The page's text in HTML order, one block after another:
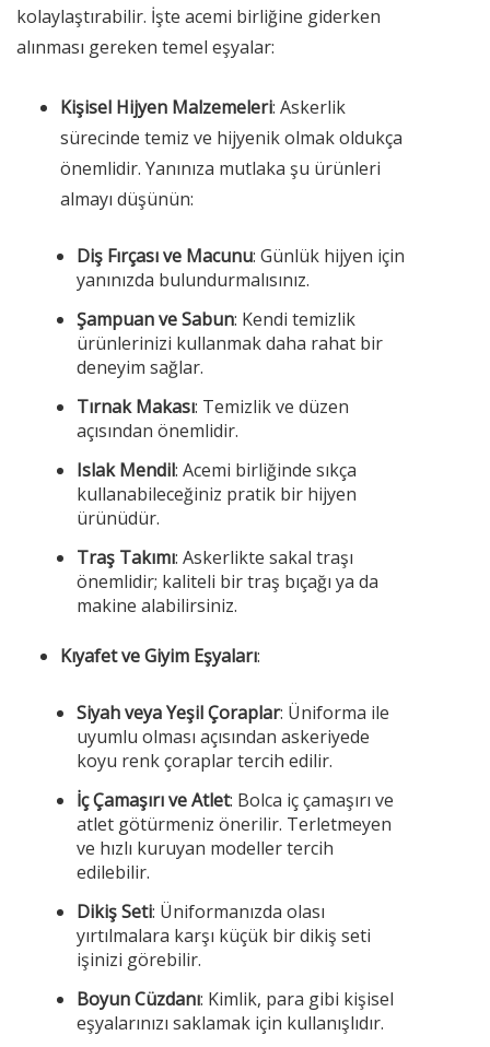
kolaylaştırabilir. İşte acemi birliğine giderken
alınması gereken temel eşyalar:
Kişisel Hijyen Malzemeleri: Askerlik
sürecinde temiz ve hijyenik olmak oldukça
önemlidir. Yanınıza mutlaka şu ürünleri
almayı düşünün:
Diş Fırçası ve Macunu: Günlük hijyen için
yanınızda bulundurmalısınız.
Şampuan ve Sabun: Kendi temizlik
ürünlerinizi kullanmak daha rahat bir
deneyim sağlar.
Tırnak Makası: Temizlik ve düzen
açısından önemlidir.
Islak Mendil: Acemi birliğinde sıkça
kullanabileceğiniz pratik bir hijyen
ürünüdür.
Traş Takımı: Askerlikte sakal traşı
önemlidir; kaliteli bir traş bıçağı ya da
makine alabilirsiniz.
Kıyafet ve Giyim Eşyaları:
Siyah veya Yeşil Çoraplar: Üniforma ile
uyumlu olması açısından askeriyede
koyu renk çoraplar tercih edilir.
İç Çamaşırı ve Atlet: Bolca iç çamaşırı ve
atlet götürmeniz önerilir. Terletmeyen
ve hızlı kuruyan modeller tercih
edilebilir.
Dikiş Seti: Üniformanızda olası
yırtılmalara karşı küçük bir dikiş seti
işinizi görebilir.
Boyun Cüzdanı: Kimlik, para gibi kişisel
eşyalarınızı saklamak için kullanışlıdır.